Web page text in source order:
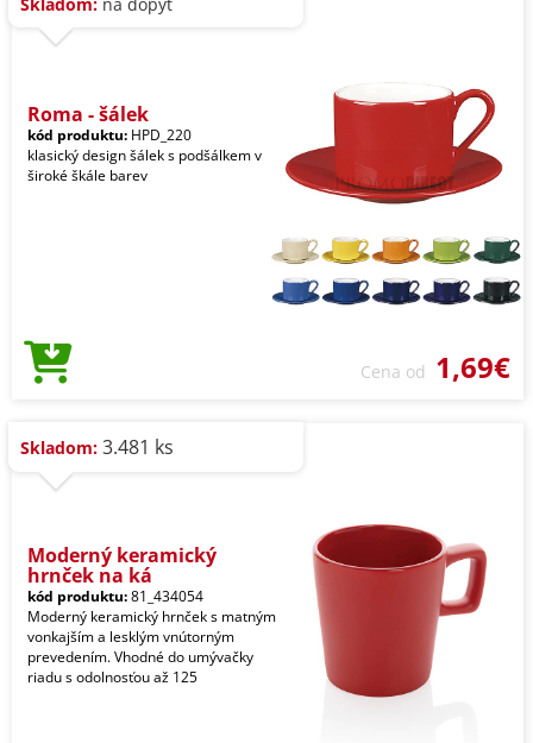
Roma - šálek
kód produktu: HPD_220
klasický design šálek s podšálkem v
široké škále barev
Cena od 1,69€
Skladom: 3.481 ks
Moderný keramický
hrnček na ká
kód produktu:81_434054
Moderný keramický hrnček s matným
vonkajším a lesklým vnútorným
prevedením. Vhodné do umývačky
riadu s odolnosťou až 125